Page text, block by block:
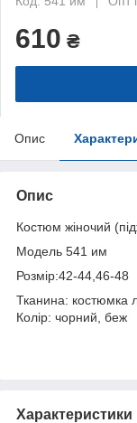
610 ₴
Опис
Опис
Костюм жіночий
Модель 541 им
Розмір:42-44,46-48
Тканина: костюмка
Колір: чорний, беж
Характеристики